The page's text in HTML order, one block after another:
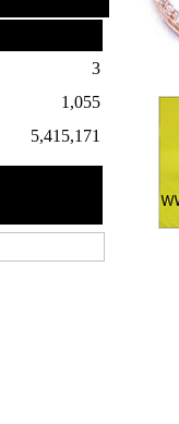
3
1,055
5,415,171